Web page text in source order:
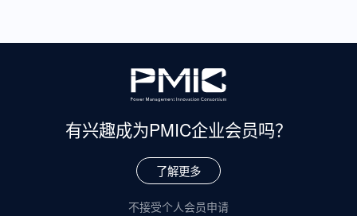
有兴趣成为PMIC企业会员吗？
了解更多
不接受个人会员申请